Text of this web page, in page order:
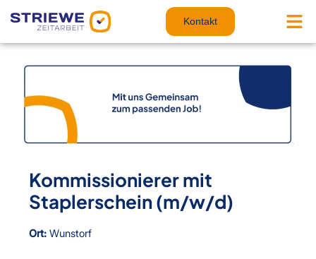
Inhalt
Kontakt
Kommissionierer mit
Staplerschein (m/w/d)
Ort: Wunstorf